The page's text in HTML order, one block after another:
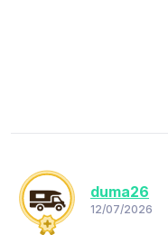
duma26
12/07/2026